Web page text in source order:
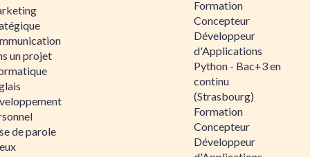
un projet
de parole
Formation
Concepteur
Développeur
d'Applications
Python - Bac+3 en
continu
(Strasbourg)
Formation
Concepteur
Développeur